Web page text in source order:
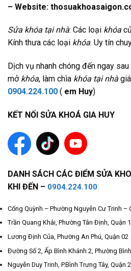
– Website:
Sửa khóa tại nhà: Các loại khóa
Kính thưa các loại khóa. Uy tín
Dịch vụ nhanh chóng đến ngay
mở khóa, làm chìa khóa tại nhà
0904.224.100 ( em Huy)
KẾT NỐI SỬA KHOÁ GIA HUY
DANH SÁCH CÁC ĐIỂM SỬA
KHI ĐẾN – 0904.224.100
Cống Quỳnh – Phường Nguyễn Cư Trinh –
Trần Quang Khải, Phường Tân Định, Quận 1
Lương Định Của, Phường An Phú, Quận 02
Đường Số 2, Ấp Bình Khánh 2, Phường
Nguyễn Duy Trinh, P.Bình Trưng Tây, Quận 2